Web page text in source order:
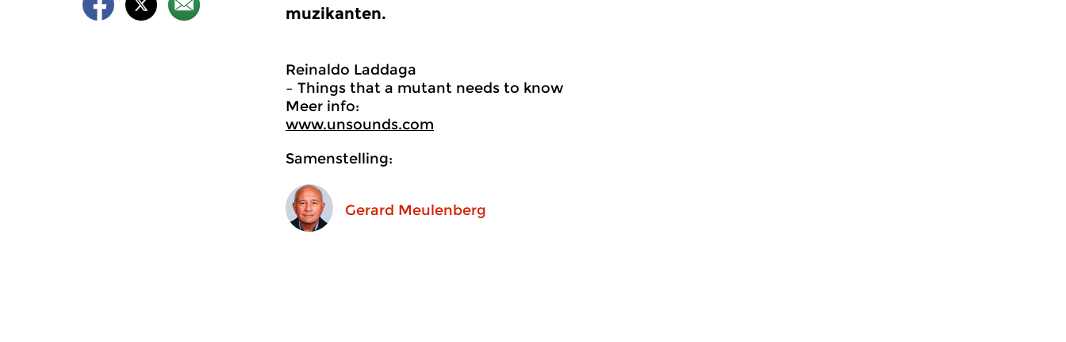
muzikanten.
Reinaldo Laddaga
– Things that a mutant needs to know
Meer info:
www.unsounds.com
Samenstelling:
Gerard Meulenberg